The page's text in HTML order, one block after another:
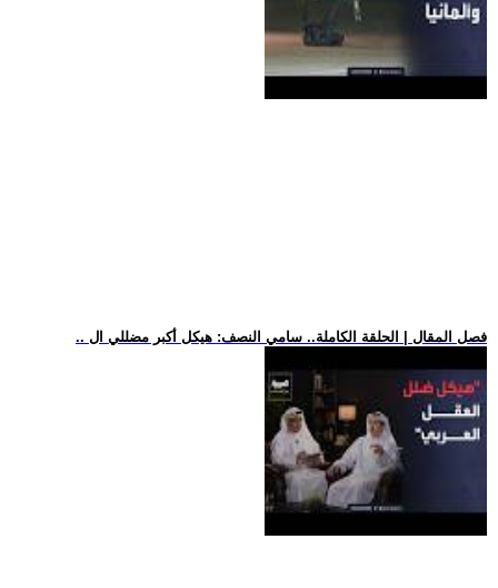
.. فصل المقال | الحلقة الكاملة.. سامي النصف: هيكل أكبر مضللي ال